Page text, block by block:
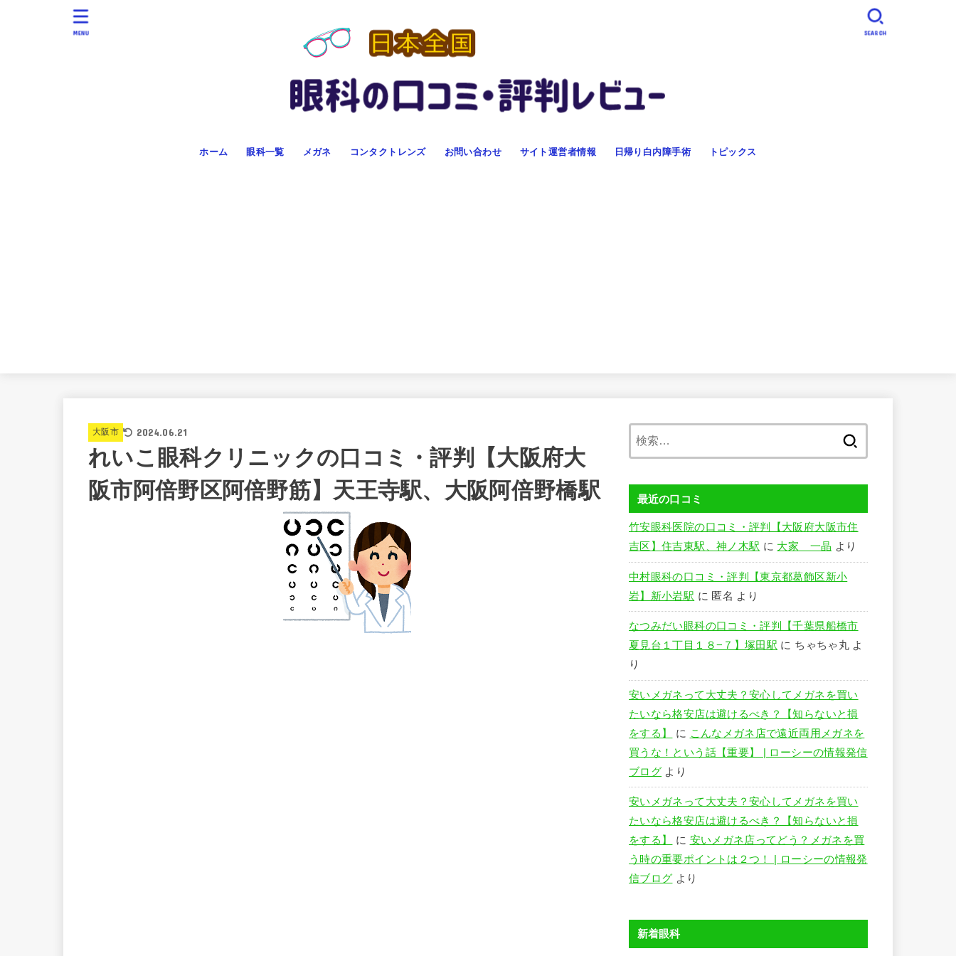
ホーム 眼科一覧 メガネ コンタクトレンズ お問い合わせ サイト運営者情報 日帰り白内障手術 トピックス
SEARCH
MENU
大阪市 2024.06.21
れいこ眼科クリニックの口コミ・評判【大阪府大
阪市阿倍野区阿倍野筋】天王寺駅、大阪阿倍野橋駅
最近の口コミ
竹安眼科医院の口コミ・評判【大阪府大阪市住
吉区】住吉東駅、神ノ木駅 に 大家 一晶 より
中村眼科の口コミ・評判【東京都葛飾区新小
岩】新小岩駅 に 匿名 より
なつみだい眼科の口コミ・評判【千葉県船橋市
夏見台１丁目１８−７】塚田駅 に ちゃちゃ丸 よ
り
安いメガネって大丈夫？安心してメガネを買い
たいなら格安店は避けるべき？【知らないと損
をする】
に こんなメガネ店で遠近両用メガネを
買うな！という話【重要】 | ローシーの情報発信
ブログ より
安いメガネって大丈夫？安心してメガネを買い
たいなら格安店は避けるべき？【知らないと損
をする】
に 安いメガネ店ってどう？メガネを買
う時の重要ポイントは２つ！ | ローシーの情報発
信ブログ より
新着眼科